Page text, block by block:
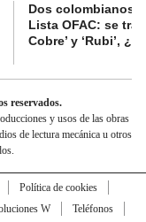
Dos colombianos
Lista OFAC: se
Cobre’ y ‘Rubi’,
reservados.
y usos de las obras
de lectura mecánica u otros
Política de cookies
W
Teléfonos